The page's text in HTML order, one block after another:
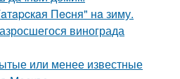
Пecня" нa зиму.
винограда
или менее известные